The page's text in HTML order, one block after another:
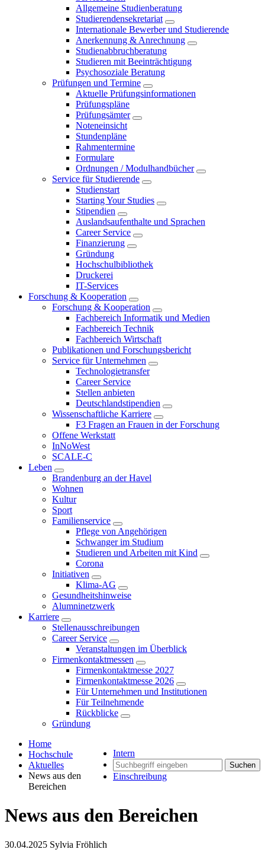
Allgemeine Studienberatung
Studierendensekretariat
Internationale Bewerber und Studierende
Anerkennung & Anrechnung
Studienabbruchberatung
Studieren mit Beeinträchtigung
Psychosoziale Beratung
Prüfungen und Termine
Aktuelle Prüfungsinformationen
Prüfungspläne
Prüfungsämter
Noteneinsicht
Stundenpläne
Rahmentermine
Formulare
Ordnungen / Modulhandbücher
Service für Studierende
Studienstart
Starting Your Studies
Stipendien
Auslandsaufenthalte und Sprachen
Career Service
Finanzierung
Gründung
Hochschulbibliothek
Druckerei
IT-Services
Forschung & Kooperation
Forschung & Kooperation
Fachbereich Informatik und Medien
Fachbereich Technik
Fachbereich Wirtschaft
Publikationen und Forschungsbericht
Service für Unternehmen
Technologietransfer
Career Service
Stellen anbieten
Deutschlandstipendien
Wissenschaftliche Karriere
F3 Fragen an Frauen in der Forschung
Offene Werkstatt
InNoWest
SCALE-C
Leben
Brandenburg an der Havel
Wohnen
Kultur
Sport
Familienservice
Pflege von Angehörigen
Schwanger im Studium
Studieren und Arbeiten mit Kind
Corona
Initiativen
Klima-AG
Gesundheitshinweise
Alumninetzwerk
Karriere
Stellenausschreibungen
Career Service
Veranstaltungen im Überblick
Firmenkontaktmessen
Firmenkontaktmesse 2027
Firmenkontaktmesse 2026
Für Unternehmen und Institutionen
Für Teilnehmende
Rückblicke
Gründung
Intern
Suchen
Einschreibung
Home
Hochschule
Aktuelles
News aus den
Bereichen
News aus den Bereichen
30.04.2025 Sylvia Fröhlich